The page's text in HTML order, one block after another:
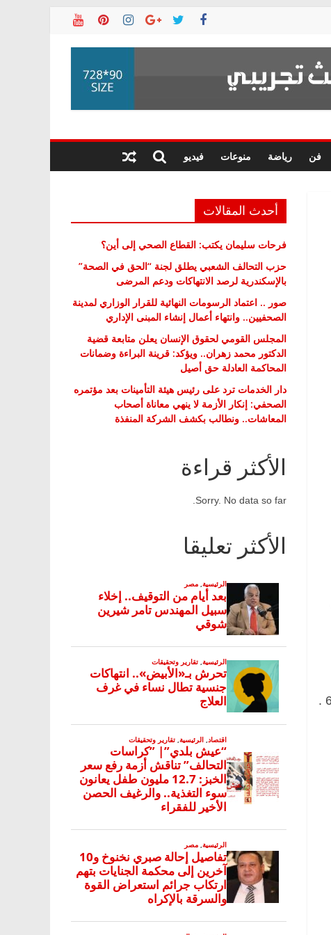
فن رياضة منوعات فيديو
أحدث المقالات
فرحات سليمان يكتب: القطاع الصحي إلى أين؟
حزب التحالف الشعبي يطلق لجنة “الحق في الصحة”
بالإسكندرية لرصد الانتهاكات ودعم المرضى
صور .. اعتماد الرسومات النهائية للقرار الوزاري لمدينة
الصحفيين.. وانتهاء أعمال إنشاء المبنى الإداري
المجلس القومي لحقوق الإنسان يعلن متابعة قضية
الدكتور محمد زهران.. ويؤكد: قرينة البراءة وضمانات
المحاكمة العادلة حق أصيل
دار الخدمات ترد على رئيس هيئة التأمينات بعد مؤتمره
الصحفي: إنكار الأزمة لا ينهي معاناة أصحاب
المعاشات.. ونطالب بكشف الشركة المنفذة
الأكثر قراءة
Sorry. No data so far.
الأكثر تعليقا